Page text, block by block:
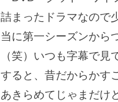
詰まったドラマなので
当に第一シーズンから
（笑）いつも字幕で
すると、昔だからかす
あきらめてじゃまだけ